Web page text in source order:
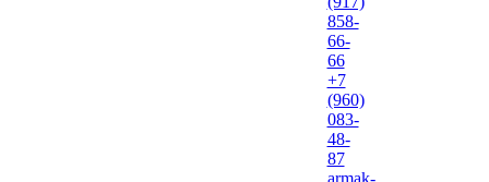
858-
66-
66
+7
(960)
083-
48-
87
armak-